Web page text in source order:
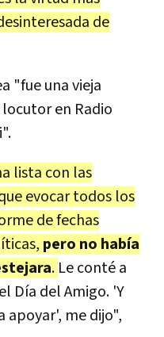
de
"fue una vieja
en Radio
lista con las
evocar todos los
de fechas
pero no había
. Le conté a
Día del Amigo. 'Y
apoyar', me dijo",